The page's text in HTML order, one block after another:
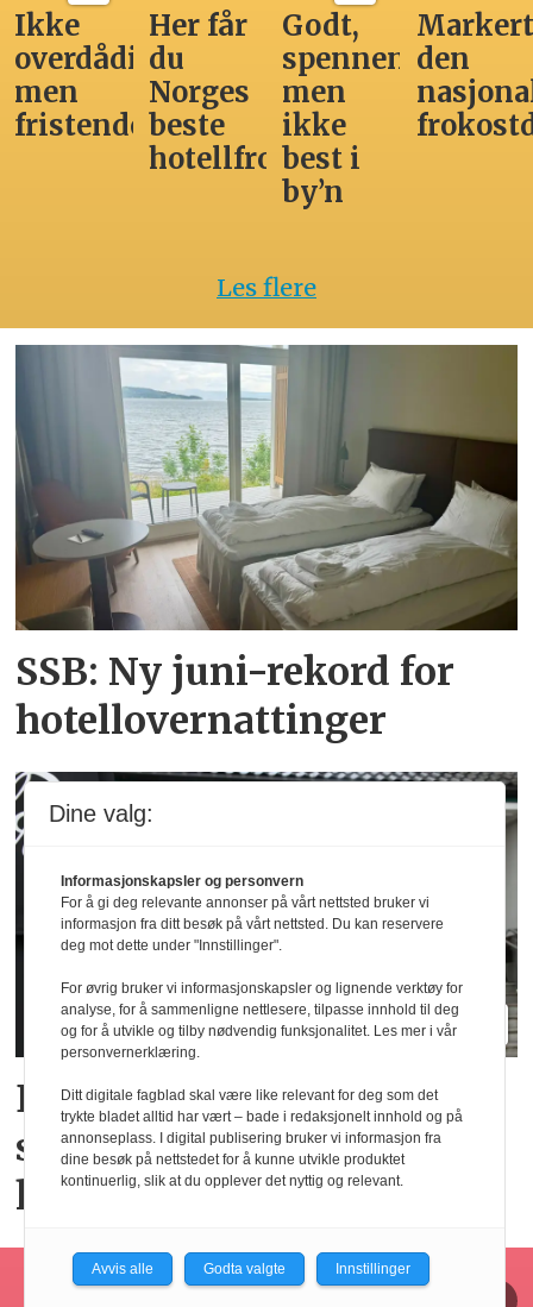
Ikke
overdådig,
men
fristende
Her får
du
Norges
beste
hotellfrokost
Godt,
spennende,
men
ikke
best i
by’n
den
Les flere
SSB: Ny juni-rekord for
hotellovernattinger
Elendig nordnorsk
sommervær gir utslag for
hotellene
Horecajus fra Føyen
Dine valg:
Informasjonskapsler og personvern
For å gi deg relevante annonser på vårt nettsted bruker vi
informasjon fra ditt besøk på vårt nettsted. Du kan reservere
deg mot dette under "Innstillinger".
For øvrig bruker vi informasjonskapsler og lignende verktøy for
analyse, for å sammenligne nettlesere, tilpasse innhold til deg
og for å utvikle og tilby nødvendig funksjonalitet. Les mer i vår
personvernerklæring.
Ditt digitale fagblad skal være like relevant for deg som det
trykte bladet alltid har vært – bade i redaksjonelt innhold og på
annonseplass. I digital publisering bruker vi informasjon fra
dine besøk på nettstedet for å kunne utvikle produktet
kontinuerlig, slik at du opplever det nyttig og relevant.
Avvis alle Godta valgte Innstillinger